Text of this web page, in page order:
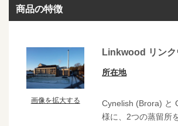
商品の特徴
画像を拡大する
Linkwood リン
所在地
Cynelish (Brora) と
様に、2つの蒸留所